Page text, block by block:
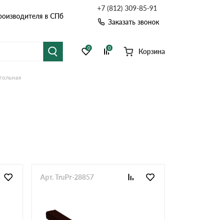
в СПб
+7 (812) 309-85-91
Заказать звонок
0 0 Корзина
Арт. TruPr-28857